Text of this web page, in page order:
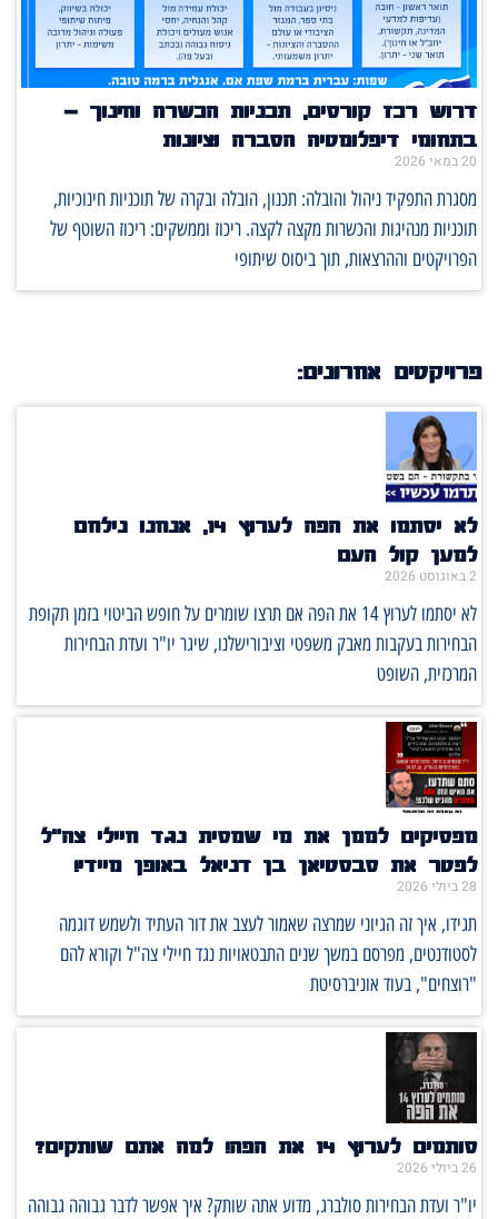
דרוש רכז קורסים, תכניות הכשרה וחינוך –
בתחומי דיפלומטיה הסברה וציונות
20 במאי 2026
מסגרת התפקיד ניהול והובלה: תכנון, הובלה ובקרה של תוכניות חינוכיות,
תוכניות מנהיגות והכשרות מקצה לקצה. ריכוז וממשקים: ריכוז השוטף של
הפרויקטים וההרצאות, תוך ביסוס שיתופי
פרויקטים אחרונים:
לא יסתמו את הפה לערוץ 14, אנחנו נילחם
למען קול העם
2 באוגוסט 2026
לא יסתמו לערוץ 14 את הפה אם תרצו שומרים על חופש הביטוי בזמן תקופת
הבחירות בעקבות מאבק משפטי וציבורישלנו, שיגר יו"ר ועדת הבחירות
המרכזית, השופט
מפסיקים לממן את מי שמסית נגד חיילי צה"ל
לפטר את סבסטיאן בן דניאל באופן מיידי!
28 ביולי 2026
תגידו, איך זה הגיוני שמרצה שאמור לעצב את דור העתיד ולשמש דוגמה
לסטודנטים, מפרסם במשך שנים התבטאויות נגד חיילי צה"ל וקורא להם
"רוצחים", בעוד אוניברסיטת
סותמים לערוץ 14 את הפה! למה אתם שותקים?
26 ביולי 2026
יו"ר ועדת הבחירות סולברג, מדוע אתה שותק? איך אפשר לדבר גבוהה גבוהה